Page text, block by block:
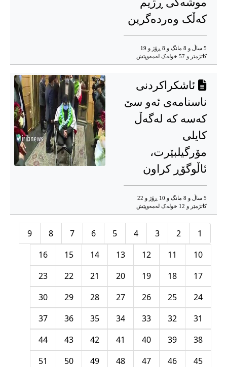
کەڵک وەردەگرین
5 ساڵ و 8 مانگ و 8 ڕۆژ و 19
کاتژمێر و 57 خوله‌ک له‌مه‌وپێش‌
ئاشکراکردنی
ناسنامەی ئەو سێ
کەسە کە لەگەڵ
کایلی
مۆرگیلبێرت،
ئاڵوگۆڕ کراون
5 ساڵ و 8 مانگ و 10 ڕۆژ و 22
کاتژمێر و 12 خوله‌ک له‌مه‌وپێش‌
1
2
3
4
5
6
7
8
9
10
11
12
13
14
15
16
17
18
19
20
21
22
23
24
25
26
27
28
29
30
31
32
33
34
35
36
37
38
39
40
41
42
43
44
45
46
47
48
49
50
51